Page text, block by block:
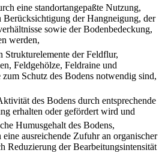
eine standortangepaßte Nutzung,
Berücksichtigung der Hangneigung, der
sowie der Bodenbedeckung,
werden,
Strukturelemente der Feldflur,
Feldgehölze, Feldraine und
zum Schutz des Bodens notwendig sind,
des Bodens durch entsprechende
erhalten oder gefördert wird und
Humusgehalt des Bodens,
eine ausreichende Zufuhr an organischer
Reduzierung der Bearbeitungsintensität